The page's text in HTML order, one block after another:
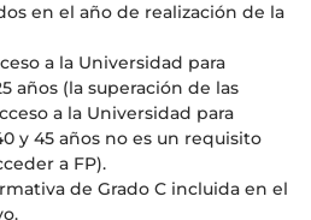
en el año de realización de la
a la Universidad para
años (la superación de las
a la Universidad para
y 45 años no es un requisito
a FP).
de Grado C incluida en el